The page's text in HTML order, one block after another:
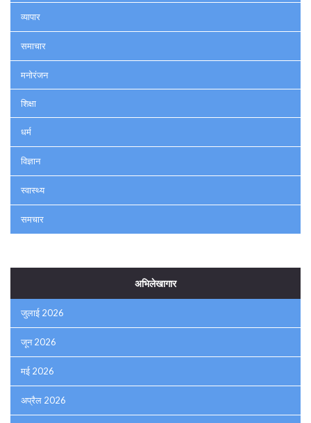
व्यापार
समाचार
मनोरंजन
शिक्षा
धर्म
विज्ञान
स्वास्थ्य
समचार
अभिलेखागार
जुलाई 2026
जून 2026
मई 2026
अप्रैल 2026